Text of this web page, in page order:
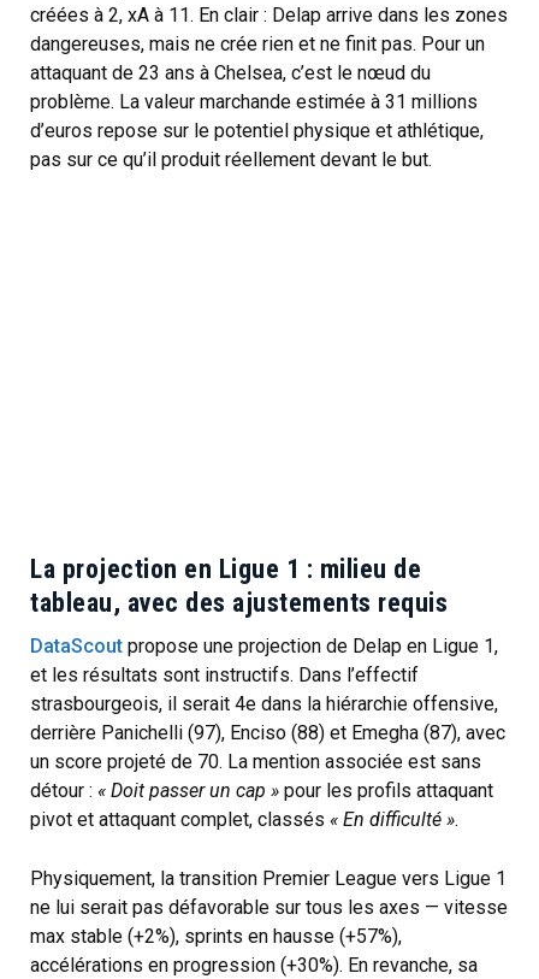
créées à 2, xA à 11. En clair : Delap arrive dans les zones
dangereuses, mais ne crée rien et ne finit pas. Pour un
attaquant de 23 ans à Chelsea, c’est le nœud du
problème. La valeur marchande estimée à 31 millions
d’euros repose sur le potentiel physique et athlétique,
pas sur ce qu’il produit réellement devant le but.
La projection en Ligue 1 : milieu de
tableau, avec des ajustements requis
DataScout propose une projection de Delap en Ligue 1,
et les résultats sont instructifs. Dans l’effectif
strasbourgeois, il serait 4e dans la hiérarchie offensive,
derrière Panichelli (97), Enciso (88) et Emegha (87), avec
un score projeté de 70. La mention associée est sans
détour : « Doit passer un cap » pour les profils attaquant
pivot et attaquant complet, classés « En difficulté ».
Physiquement, la transition Premier League vers Ligue 1
ne lui serait pas défavorable sur tous les axes — vitesse
max stable (+2%), sprints en hausse (+57%),
accélérations en progression (+30%). En revanche, sa